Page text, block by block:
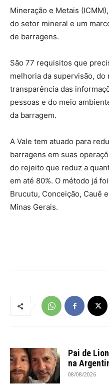
Mineração e Metais
do setor mineral e um
de barragens.
São 77 requisitos que
melhoria da supervisão, do
transparência das
pessoas e do meio
da barragem.
A Vale tem atuado para
barragens em suas
do rejeito que reduz a
em até 80%. O método já
Brucutu, Conceição, Cauê
Minas Gerais.
Pai de
na
08/08/2026